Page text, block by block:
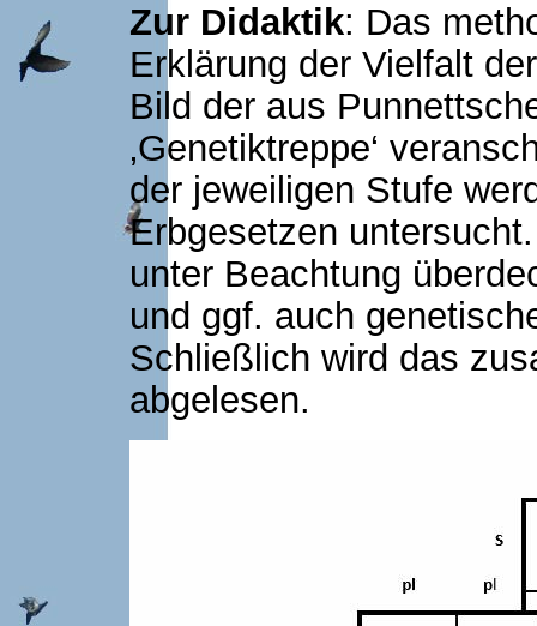
Zur Didaktik: Das
Erklärung der Vielfalt
Bild der aus
‚Genetiktreppe‘
der jeweiligen Stufe
Erbgesetzen
unter Beachtung
und ggf. auch
Schließlich wird das
abgelesen.